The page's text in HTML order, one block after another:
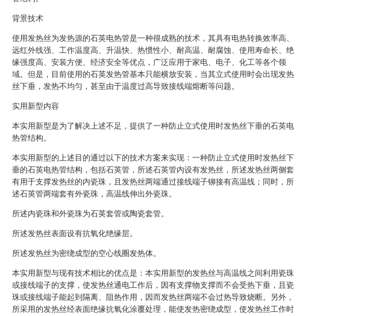
背景技术
使用发热丝为发热源的石英电热管是一种很成熟的技术，其具有电热转换效率高、
远红外线强、工作温度高、升温快、热惯性小、耐高温、耐腐蚀、使用寿命长、绝
缘强度高、安装方便、经济安全等优点，广泛应用于家电、电子、化工等各个领
域。但是，目前使用的石英发热管基本只能横放安装，当其立式使用时会出现发热
丝下垂，发热不均匀，甚至由于温度过高导致接线端熔断等问题。
实用新型内容
本实用新型是为了解决上述不足，提供了一种防止立式使用时发热丝下垂的石英电
热管结构。
本实用新型的上述目的通过以下的技术方案来实现：一种防止立式使用时发热丝下
垂的石英电热管结构，包括石英管，所述石英管内设有发热丝，所述发热丝两侧套
有用于支撑发热丝的内瓷珠，且发热丝两端通过接线端子铆接有高温线；同时，所
述石英管两端套有外瓷珠，高温线伸出外瓷珠。
所述内瓷珠和外瓷珠为石英套管或陶瓷套管。
所述发热丝表面设有抗氧化绝缘层。
所述发热丝为密绕成型的空心线圈发热体。
本实用新型与现有技术相比的优点是：本实用新型的发热丝与高温线之间利用瓷珠
或接线端子的支撑，使发热丝通电工作后，因有支撑物支撑而不会受热下垂，且瓷
珠或接线端子能起到隔离、阻热作用，因而发热丝两端不会过热导致烧断。另外，
所采用的发热丝经表面绝缘抗氧化涂覆处理，能使发热密绕成型，使发热丝工作时